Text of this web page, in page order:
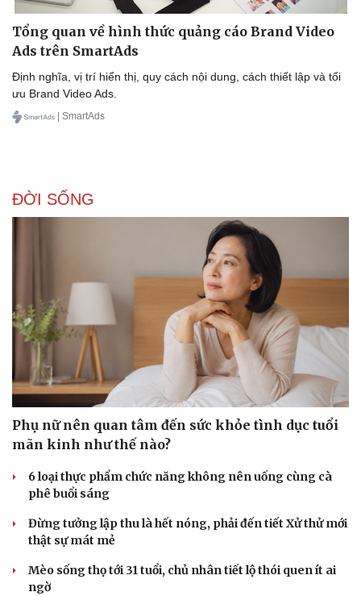
Tổng quan về hình thức quảng cáo Brand Video
Ads trên SmartAds
Định nghĩa, vị trí hiển thị, quy cách nội dung, cách thiết lập và tối
ưu Brand Video Ads.
| SmartAds
ĐỜI SỐNG
Phụ nữ nên quan tâm đến sức khỏe tình dục tuổi
mãn kinh như thế nào?
6 loại thực phẩm chức năng không nên uống cùng cà
phê buổi sáng
Đừng tưởng lập thu là hết nóng, phải đến tiết Xử thử mới
thật sự mát mẻ
Mèo sống thọ tới 31 tuổi, chủ nhân tiết lộ thói quen ít ai
ngờ